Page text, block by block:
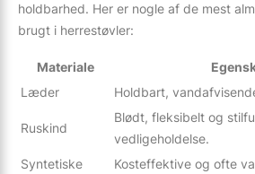
holdbarhed. Her er nogle af de mest
brugt i herrestøvler:
Materiale
Læder
Holdbart,
Ruskind
Blødt, fleksibelt og
vedligeholdelse.
Syntetiske
Kosteffektive og ofte